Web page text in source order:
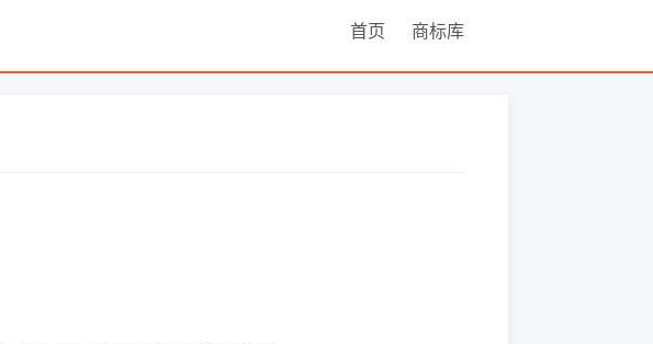
首页 商标库